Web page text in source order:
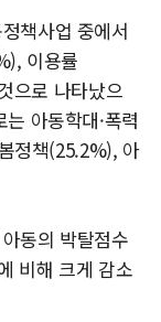
책사업 중에서
이용률
으로 나타났으
아동학대·폭력
정책(25.2%), 아
동의 박탈점수
비해 크게 감소